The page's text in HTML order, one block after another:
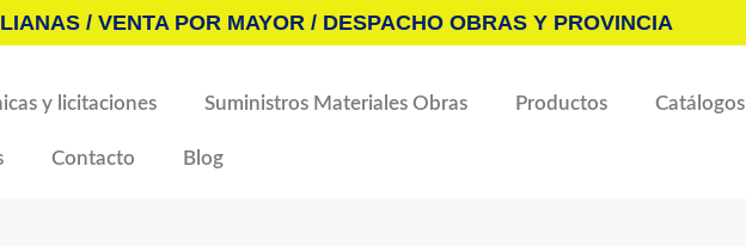
/ VENTA POR MAYOR / DESPACHO OBRAS Y PROVINCIA
y licitaciones Suministros Materiales Obras Productos Catálogos
Contacto Blog